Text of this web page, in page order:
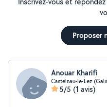
Proposer
Anouar Kharifi
Castelnau-le-Lez
5/5 (1 avis)